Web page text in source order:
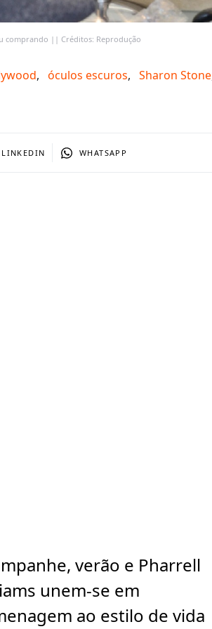
comprando || Créditos: Reprodução
, óculos escuros, Sharon Stone
LINKEDIN WHATSAPP
verão e Pharrell
unem-se em
ao estilo de vida